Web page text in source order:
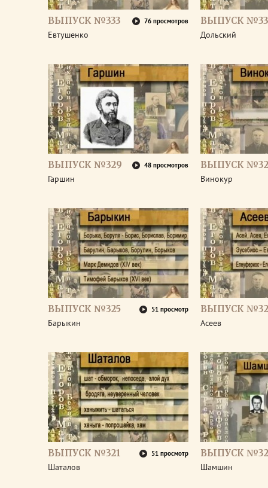
ВЫПУСК №333 76 просмотров
Евтушенко
ВЫПУСК
Дольский
ВЫПУСК №329 48 просмотров
Гаршин
ВЫПУСК
Винокур
ВЫПУСК №325 51 просмотр
Барыкин
ВЫПУСК
Асеев
ВЫПУСК №321 51 просмотр
Шаталов
ВЫПУСК
Шамшин